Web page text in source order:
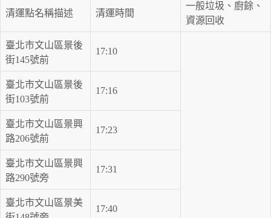
清運點名稱描述 清運時間
一般垃圾、廚餘、
資源回收
臺北市文山區景後
街145號前
17:10
臺北市文山區景後
街103號前
17:16
臺北市文山區景興
路206號前
17:23
臺北市文山區景興
路290號旁
17:31
臺北市文山區景美
17:40